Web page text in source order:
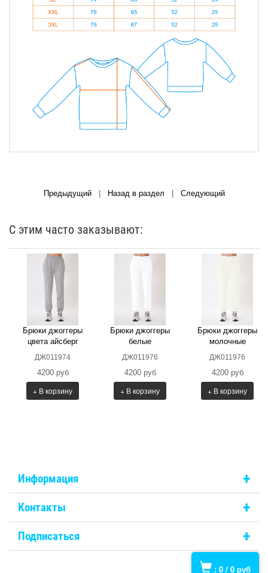
: 0 / 0 руб
Предыдущий| Назад в раздел Следующий
С этим часто заказывают:
Брюки джоггеры
цвета айсберг
ДЖ011974
4200 руб
+ В корзину
Брюки джоггеры
белые
ДЖ011976
4200 руб
+ В корзину
Брюки джоггеры
молочные
ДЖ011976
4200 руб
+ В корзину
Информация +
Контакты +
Подписаться +